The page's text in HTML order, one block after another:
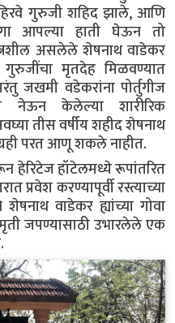
गुरुजी शहिद झाले, आणि
आपल्या हाती घेऊन तो
असलेले शेषनाथ वाडेकर
मृतदेह मिळवण्यात
जखमी वडेकरांना पोर्तुगीज
नेऊन केलेल्या शारीरिक
तीस वर्षीय शहीद शेषनाथ
परत आणू शकले नाहीत.
हॉटेलमध्ये रूपांतरित
प्रवेश करण्यापूर्वी रस्त्याच्या
वाडेकर ह्यांच्या गोवा
जपण्यासाठी उभारलेले एक